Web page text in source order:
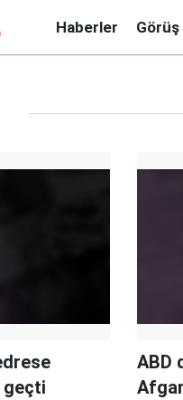
Haberler Görüş
geçti
ABD